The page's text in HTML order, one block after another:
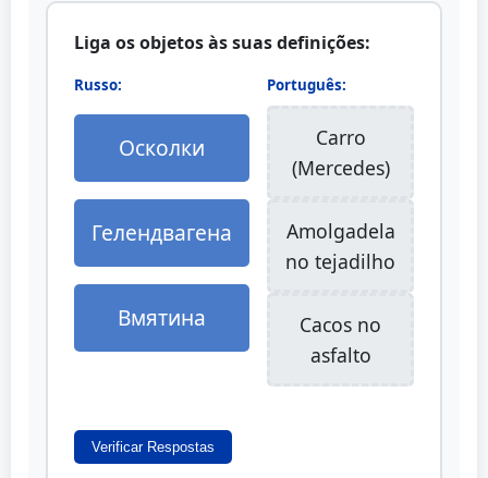
Liga os objetos às suas definições:
Russo:
Осколки
Гелендвагена
Вмятина
Português:
Carro
(Mercedes)
Amolgadela
no tejadilho
Cacos no
asfalto
Verificar Respostas